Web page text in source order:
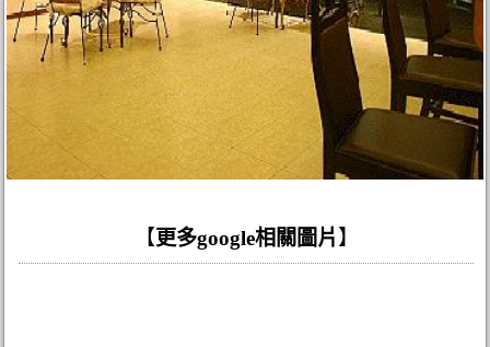
【 更多google相關圖片 】